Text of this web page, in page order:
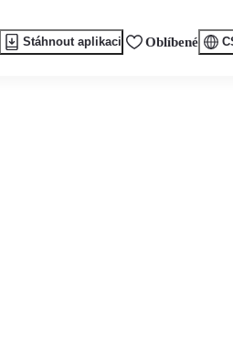
Stáhnout aplikaci Oblíbené